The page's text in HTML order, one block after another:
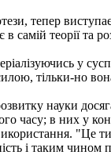
тепер
самій теорії та
у
тільки-но
науки
часу; в них у
"Це
і таким чином